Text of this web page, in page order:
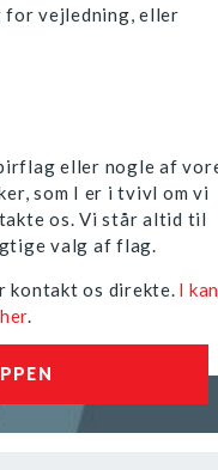
for vejledning, eller
eller nogle af
som I er i tvivl om vi
os. Vi står altid til
valg af flag.
kontakt os direkte. I kan
.